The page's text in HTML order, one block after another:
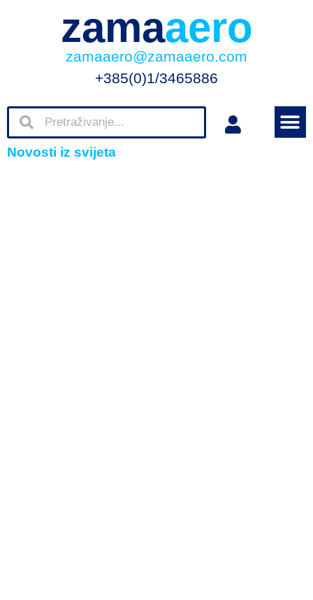
zamaaero
zamaaero@zamaaero.com
+385(0)1/3465886
Novosti iz svijeta